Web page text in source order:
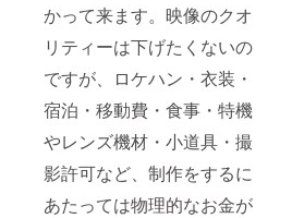
かって来ます。映像のクオ
リティーは下げたくないの
ですが、ロケハン・衣装・
宿泊・移動費・食事・特機
やレンズ機材・小道具・撮
影許可など、制作をするに
あたっては物理的なお金が